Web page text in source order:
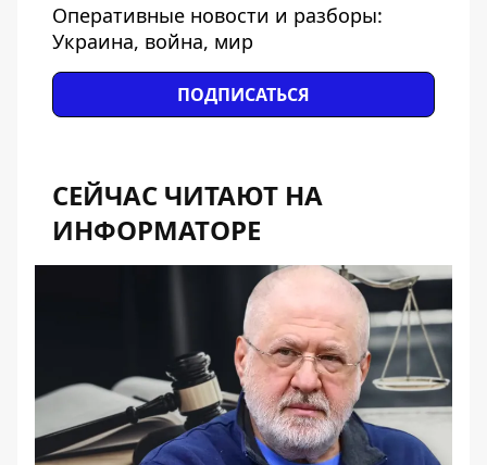
Оперативные новости и разборы:
Украина, война, мир
ПОДПИСАТЬСЯ
СЕЙЧАС ЧИТАЮТ НА
ИНФОРМАТОРЕ